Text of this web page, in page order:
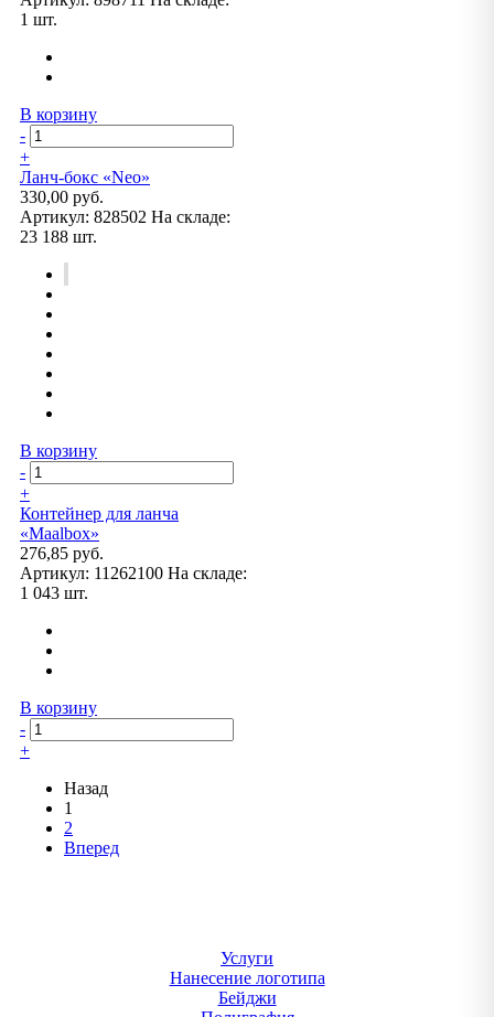
1 шт.
В корзину
-
+
Ланч-бокс «Neo»
330,00 руб.
Артикул: 828502 На складе:
23 188 шт.
В корзину
-
+
Контейнер для ланча
«Maalbox»
276,85 руб.
Артикул: 11262100 На складе:
1 043 шт.
В корзину
-
+
Назад
1
2
Вперед
Услуги
Нанесение логотипа
Бейджи